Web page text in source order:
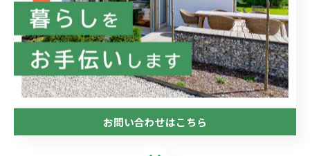
の予防にもなります。
定期的な観察で、葉の変色や害虫の発生を早期に発
見できます。
庭木の管理は、季節ごとの手入れが長く美しい樹形を保
つためのポイントです。お問い合わせはこちら